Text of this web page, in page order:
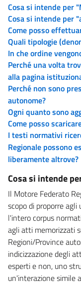
Cosa si intende per
Cosa si intende per
Come posso
Quali tipologie
In che ordine
Perché una volta
alla pagina
Perché non sono
autonome?
Ogni quanto sono
Come posso
I testi normativi
Regionale possono
liberamente altrove?
Cosa si intende
Il Motore Federato
scopo di proporre
l'intero corpus
agli atti memorizzati
Regioni/Province
indicizzazione degli
esperti e non, uno
un'interazione simile